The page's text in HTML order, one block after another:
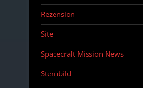
Rezension
Site
Spacecraft Mission News
Sternbild